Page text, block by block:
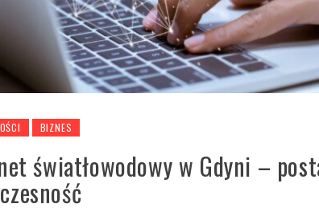
BIZNES
światłowodowy w Gdyni –